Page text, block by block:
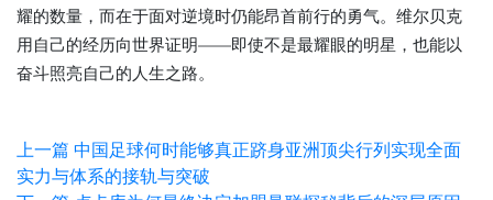
耀的数量，而在于面对逆境时仍能昂首前行的勇气。维尔贝克
用自己的经历向世界证明——即使不是最耀眼的明星，也能以
奋斗照亮自己的人生之路。
上一篇 中国足球何时能够真正跻身亚洲顶尖行列实现全面
实力与体系的接轨与突破